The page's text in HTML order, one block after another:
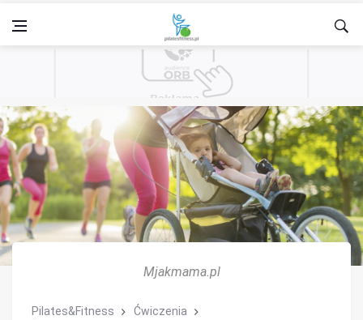
Mjakmama.pl
Pilates&Fitness
Ćwiczenia